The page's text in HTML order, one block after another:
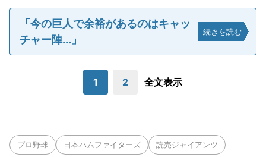
「今の巨人で余裕があるのはキャッ
チャー陣...」
続きを読む
1 2 全文表示
プロ野球 日本ハムファイターズ 読売ジャイアンツ